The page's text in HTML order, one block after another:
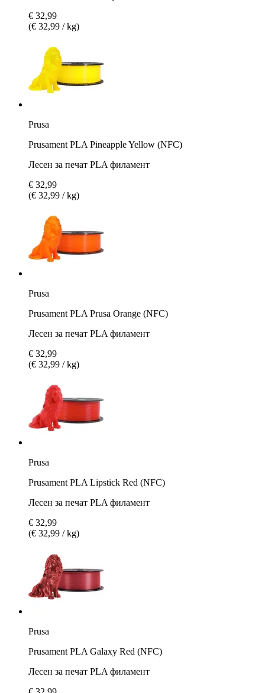
€ 32,99
(€ 32,99 / kg)
Prusa
Prusament PLA Pineapple Yellow (NFC)
Лесен за печат PLA филамент
€ 32,99
(€ 32,99 / kg)
Prusa
Prusament PLA Prusa Orange (NFC)
Лесен за печат PLA филамент
€ 32,99
(€ 32,99 / kg)
Prusa
Prusament PLA Lipstick Red (NFC)
Лесен за печат PLA филамент
€ 32,99
(€ 32,99 / kg)
Prusa
Prusament PLA Galaxy Red (NFC)
Лесен за печат PLA филамент